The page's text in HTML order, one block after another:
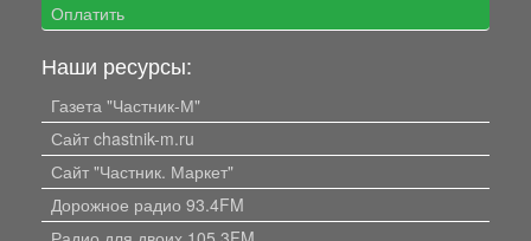
Оплатить
Наши ресурсы:
Газета "Частник-М"
Сайт chastnik-m.ru
Сайт "Частник. Маркет"
Дорожное радио 93.4FM